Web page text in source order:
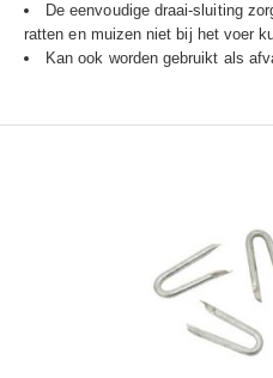
De eenvoudige draai-sluiting
ratten en muizen niet bij het voer
Kan ook worden gebruikt als